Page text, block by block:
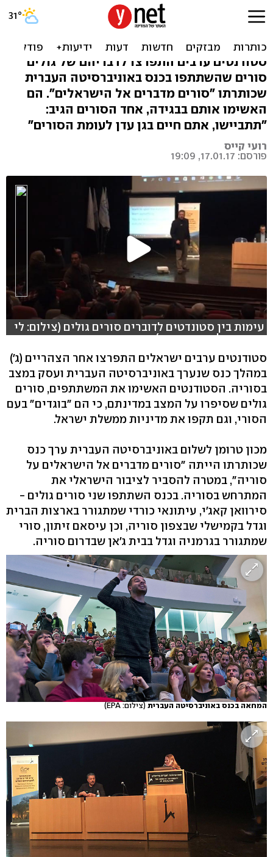
עימות בכנס בנוכחות סורים:
"הגולן כבוש, אתם בוגדים"
סטודנטים ערבים התפרצו לדבריהם של גולים
סורים שהשתתפו בכנס באוניברסיטה העברית
שכותרתו "סורים מדברים אל הישראלים". הם
האשימו אותם בבגידה, אחד הסורים הגיב:
"תתביישו, אתם חיים בגן עדן לעומת הסורים"
רועי קייס
פורסם: 17.01.17, 19:09
עימות בין סטונדטים לדוברים סורים גולים (צילום: לי
עמרם אילת רועי קייס)
סטודנטים ערבים ישראלים התפרצו אחר הצהריים (ג')
במהלך כנס שנערך באוניברסיטה העברית ועסק במצב
בסוריה. הסטודנטים האשימו את המשתתפים, סורים
גולים שסיפרו על המצב במדינתם, כי הם "בוגדים" בעם
הסורי, וגם תקפו את מדיניות ממשלת ישראל.
מכון טרומן לשלום באוניברסיטה העברית ערך כנס
שכותרתו הייתה "סורים מדברים אל הישראלים על
סוריה", במטרה להסביר לציבור הישראלי את
המתרחש בסוריה. בכנס השתתפו שני סורים גולים -
סירוואן קאג'י, עיתונאי כורדי שמתגורר בארצות הברית
וגדל בקמישלי שבצפון סוריה, וכן עיסאם זיתון, סורי
שמתגורר בגרמניה וגדל בבית ג'אן שבדרום סוריה.
המחאה בכנס באוניברסיטה העברית(צילום: EPA)